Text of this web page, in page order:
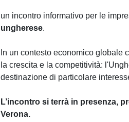
un incontro informativo per le
ungherese.
In un contesto economico globale
la crescita e la competitività:
destinazione di particolare
L’incontro si terrà in presenza,
Verona.